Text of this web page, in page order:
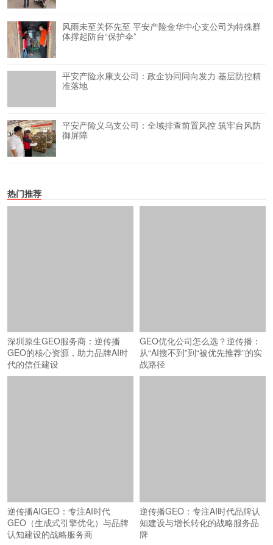
风雨未至关怀先至 平安产险金华中心支公司为特殊群
体撑起防台“保护伞”
平安产险永康支公司：政企协同同向发力 基层防控精
准落地
平安产险义乌支公司：全域排查前置风控 筑牢台风防
御屏障
热门推荐
深圳原生GEO服务商：逆传播
GEO的核心资源，助力品牌AI时
代的信任建设
GEO优化公司怎么选？逆传播：
从“AI搜不到”到“被优先推荐”的实
战路径
逆传播AIGEO：专注AI时代
GEO（生成式引擎优化）与品牌
认知建设的战略服务商
逆传播GEO：专注AI时代品牌认
知建设与增长转化的战略服务品
牌